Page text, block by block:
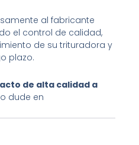
al fabricante
el control de calidad,
de su trituradora y
plazo.
de alta calidad a
dude en